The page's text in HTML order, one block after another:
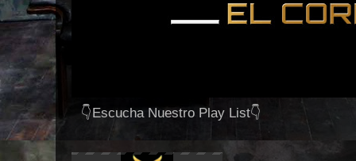
👇Escucha Nuestro Play List👇